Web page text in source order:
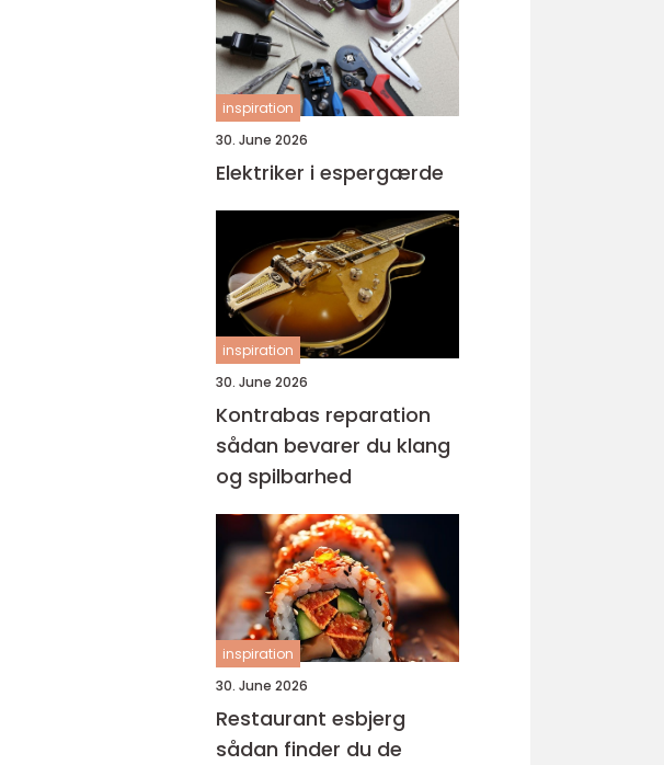
inspiration
30. June 2026
Elektriker i espergærde
inspiration
30. June 2026
Kontrabas reparation
sådan bevarer du klang
og spilbarhed
inspiration
30. June 2026
Restaurant esbjerg
sådan finder du de